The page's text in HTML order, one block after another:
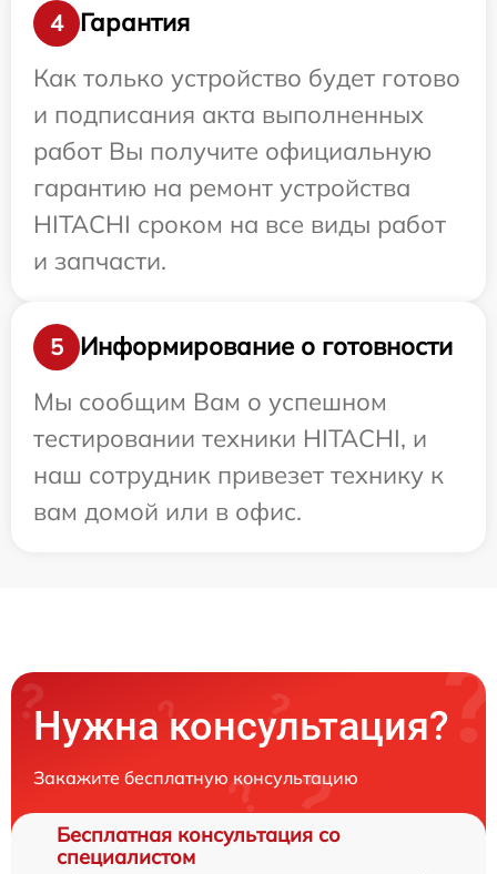
4
Гарантия
Как только устройство будет готово
и подписания акта выполненных
работ Вы получите официальную
гарантию на ремонт устройства
HITACHI сроком на все виды работ
и запчасти.
5
Информирование о готовности
Мы сообщим Вам о успешном
тестировании техники HITACHI, и
наш сотрудник привезет технику к
вам домой или в офис.
Нужна консультация?
Закажите бесплатную консультацию
Бесплатная консультация со
специалистом